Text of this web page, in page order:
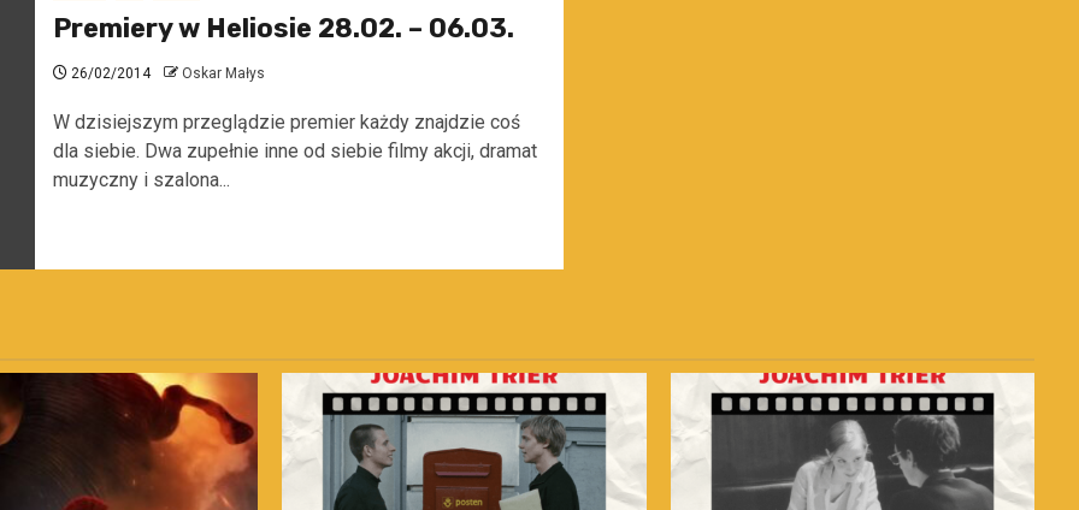
Premiery w Heliosie 28.02. – 06.03.
26/02/2014 Oskar Małys
W dzisiejszym przeglądzie premier każdy znajdzie coś
dla siebie. Dwa zupełnie inne od siebie filmy akcji, dramat
muzyczny i szalona...